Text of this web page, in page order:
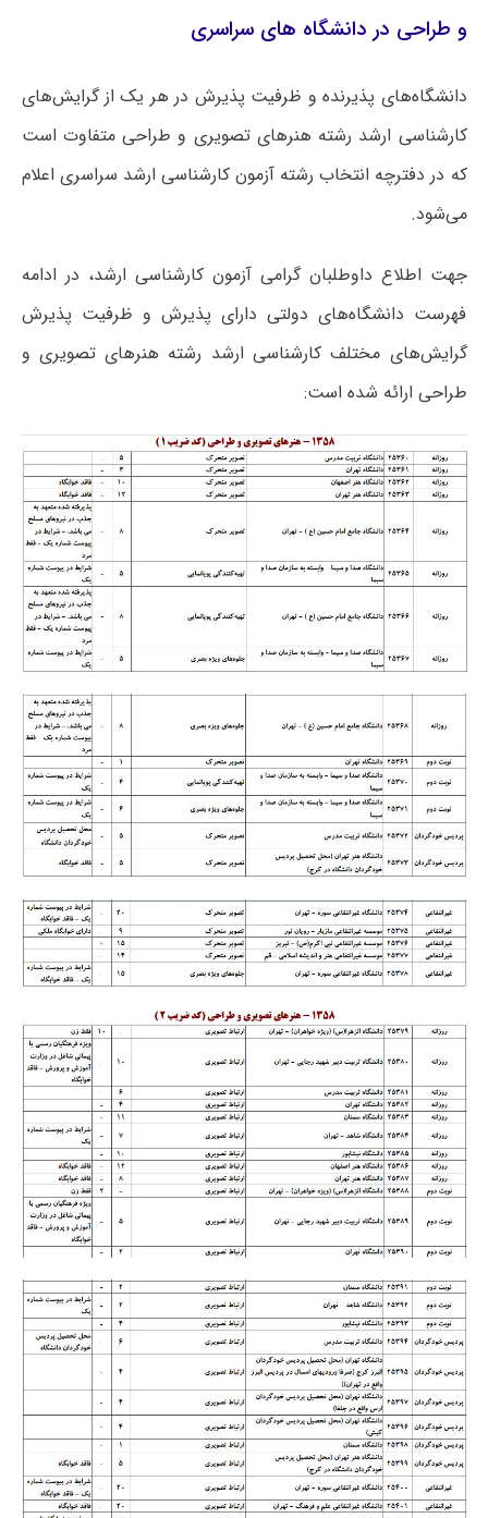
و طراحی در دانشگاه های سراسری
دانشگاه‌های پذیرنده و ظرفیت پذیرش در هر یک از گرایش‌های
کارشناسی ارشد رشته هنرهای تصویری و طراحی متفاوت است
که در دفترچه انتخاب رشته آزمون کارشناسی ارشد سراسری اعلام
می‌شود.
جهت اطلاع داوطلبان گرامی آزمون کارشناسی ارشد، در ادامه
فهرست دانشگاه‌های دولتی دارای پذیرش و ظرفیت پذیرش
گرایش‌های مختلف کارشناسی ارشد رشته هنرهای تصویری و
طراحی ارائه شده است: